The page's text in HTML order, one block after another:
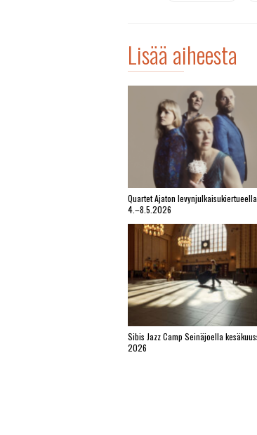
Lisää aiheesta
Quartet Ajaton levynjulkaisukiertueella
4.–8.5.2026
Sibis Jazz Camp Seinäjoella
2026